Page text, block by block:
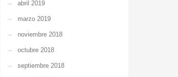
abril 2019
marzo 2019
noviembre 2018
octubre 2018
septiembre 2018